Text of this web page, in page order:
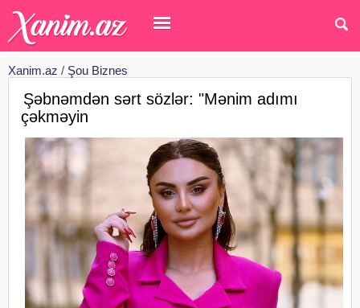
Xanim.az / Şou Biznes
Şəbnəmdən sərt sözlər: "Mənim adımı
çəkməyin